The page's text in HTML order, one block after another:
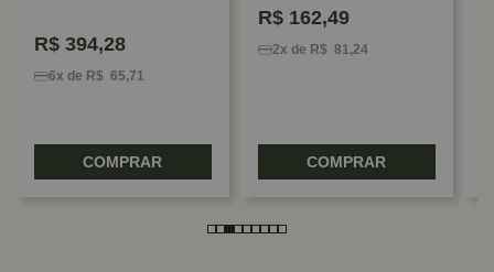
R$ 394,28
6x de R$ 65,71
COMPRAR
R$ 162,49
2x de R$ 81,24
COMPRAR